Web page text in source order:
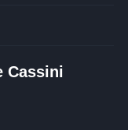
Cassini